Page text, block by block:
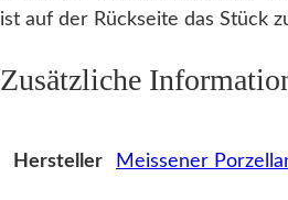
ist auf der Rückseite das Stück
Zusätzliche
Hersteller Meissener